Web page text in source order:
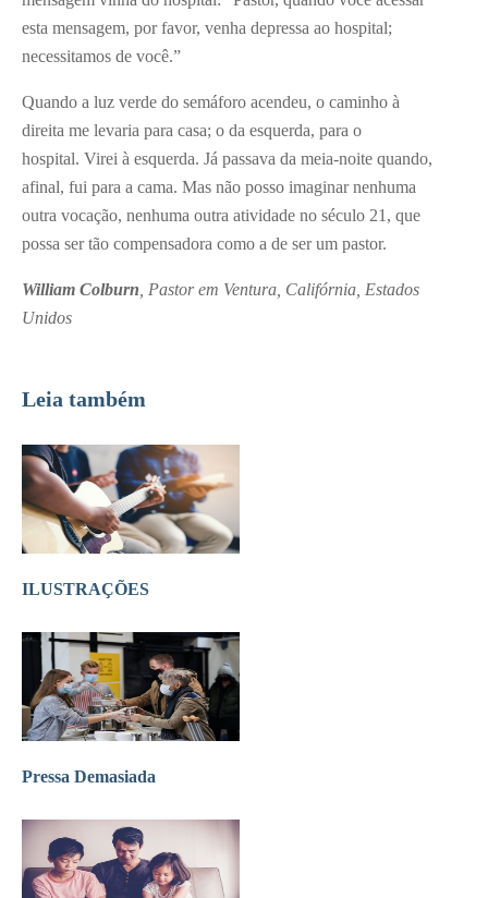
esta mensagem, por favor, venha depressa ao hospital;
necessitamos de você.”
Quando a luz verde do semáforo acendeu, o caminho à
direita me levaria para casa; o da esquerda, para o
hospital. Virei à esquerda. Já passava da meia-noite quando,
afinal, fui para a cama. Mas não posso imaginar nenhuma
outra vocação, nenhuma outra atividade no século 21, que
possa ser tão compensadora como a de ser um pastor.
William Colburn , Pastor em Ventura, Califórnia, Estados
Unidos
Leia também
ILUSTRAÇÕES
Pressa Demasiada